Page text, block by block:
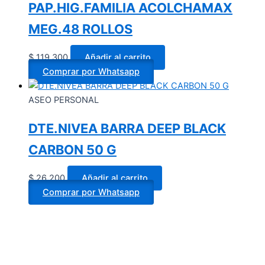
PAP.HIG.FAMILIA ACOLCHAMAX
MEG.48 ROLLOS
$119.300
Añadir al carrito
Comprar por Whatsapp
ASEO PERSONAL
DTE.NIVEA BARRA DEEP BLACK
CARBON 50 G
$26.200
Añadir al carrito
Comprar por Whatsapp